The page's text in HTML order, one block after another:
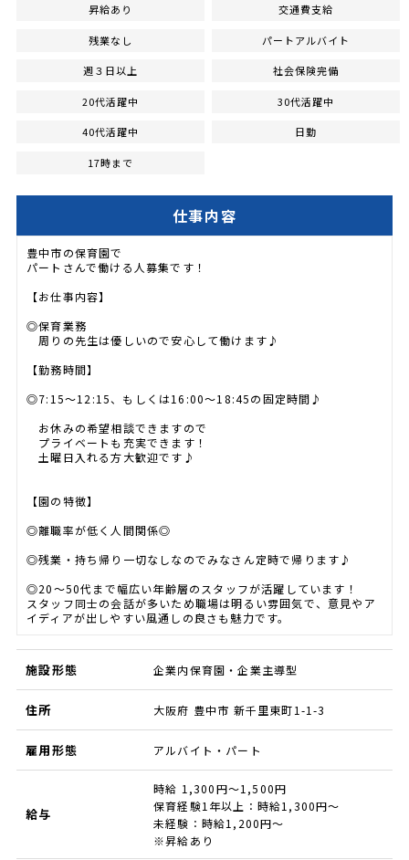
昇給あり 交通費支給
残業なし パートアルバイト
週３日以上 社会保険完備
20代活躍中 30代活躍中
40代活躍中 日勤
17時まで
仕事内容
豊中市の保育園で
パートさんで働ける人募集です！
【お仕事内容】
◎保育業務
周りの先生は優しいので安心して働けます♪
【勤務時間】
◎7:15～12:15、もしくは16:00～18:45の固定時間♪
お休みの希望相談できますので
プライベートも充実できます！
土曜日入れる方大歓迎です♪
【園の特徴】
◎離職率が低く人間関係◎
◎残業・持ち帰り一切なしなのでみなさん定時で帰ります♪
◎20～50代まで幅広い年齢層のスタッフが活躍しています！
スタッフ同士の会話が多いため職場は明るい雰囲気で、意見やア
イディアが出しやすい風通しの良さも魅力です。
施設形態 企業内保育園・企業主導型
住所 大阪府 豊中市 新千里東町1-1-3
雇用形態 アルバイト・パート
給与
時給 1,300円～1,500円
保育経験1年以上：時給1,300円～
未経験：時給1,200円～
※昇給あり